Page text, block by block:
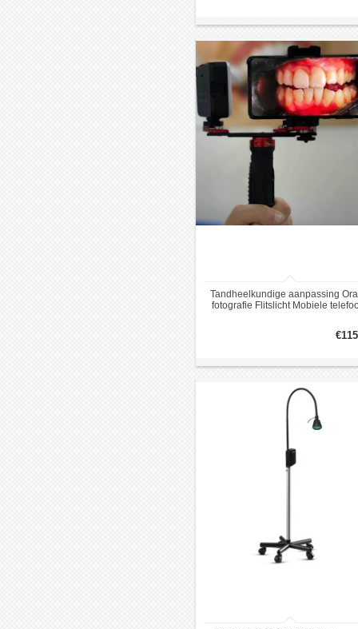
Tandheelkundige aanpassing
fotografie Flitslicht Mobiele